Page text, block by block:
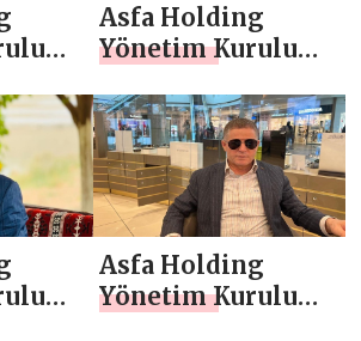
Günü
Asfa Holding
Yönetim Kurulu
Atasoy `dan 10
Kasım Atatürk’ü
Anma Günü Mesajı
Asfa Holding
Yönetim Kurulu